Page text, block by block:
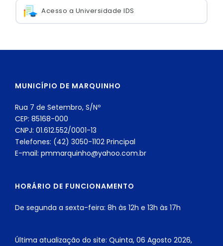
Acesso a Universidade IDS
MUNICÍPIO DE MARQUINHO
Rua 7 de Setembro, S/Nº
CEP: 85168-000
CNPJ: 01.612.552/0001-13
Telefones: (42) 3050-1102 Principal
E-mail: pmmarquinho@yahoo.com.br
HORÁRIO DE FUNCIONAMENTO
De segunda a sexta-feira: 8h às 12h e 13h às 17h
Última atualização do site: Quinta, 06 Agosto 2026,